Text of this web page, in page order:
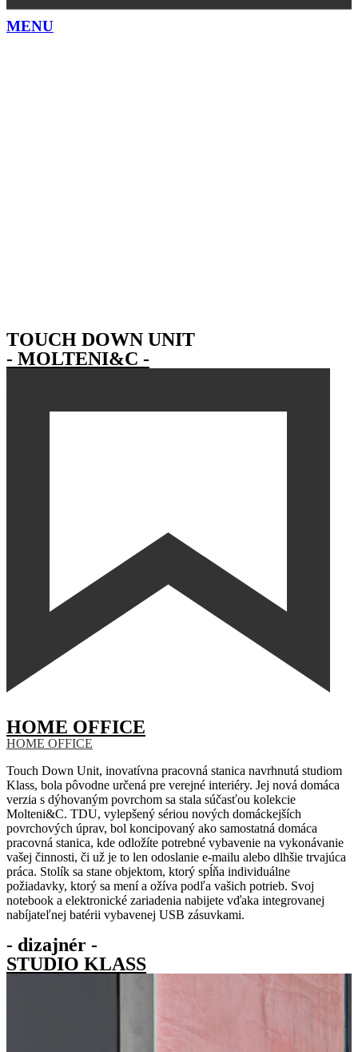
MENU
TOUCH DOWN UNIT
- MOLTENI&C -
HOME OFFICE
HOME OFFICE
Touch Down Unit, inovatívna pracovná stanica navrhnutá studiom
Klass, bola pôvodne určená pre verejné interiéry. Jej nová domáca
verzia s dýhovaným povrchom sa stala súčasťou kolekcie
Molteni&C. TDU, vylepšený sériou nových domáckejších
povrchových úprav, bol koncipovaný ako samostatná domáca
pracovná stanica, kde odložíte potrebné vybavenie na vykonávanie
vašej činnosti, či už je to len odoslanie e-mailu alebo dlhšie trvajúca
práca. Stolík sa stane objektom, ktorý spĺňa individuálne
požiadavky, ktorý sa mení a ožíva podľa vašich potrieb. Svoj
notebook a elektronické zariadenia nabijete vďaka integrovanej
nabíjateľnej batérii vybavenej USB zásuvkami.
- dizajnér -
STUDIO KLASS